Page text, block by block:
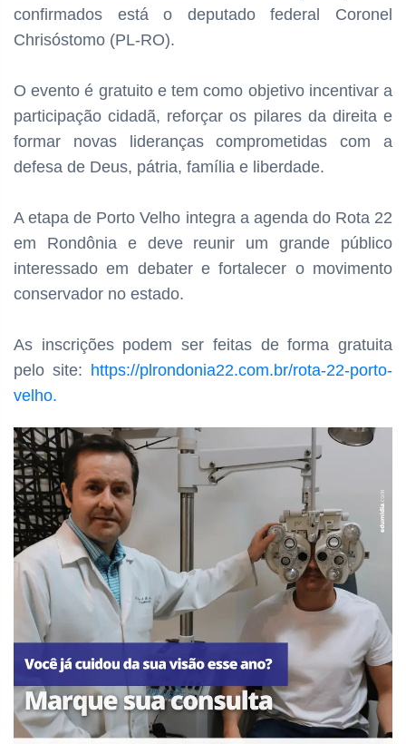
confirmados está o deputado federal Coronel
Chrisóstomo (PL-RO).
O evento é gratuito e tem como objetivo incentivar a
participação cidadã, reforçar os pilares da direita e
formar novas lideranças comprometidas com a
defesa de Deus, pátria, família e liberdade.
A etapa de Porto Velho integra a agenda do Rota 22
em Rondônia e deve reunir um grande público
interessado em debater e fortalecer o movimento
conservador no estado.
As inscrições podem ser feitas de forma gratuita
pelo site: https://plrondonia22.com.br/rota-22-porto-
velho.